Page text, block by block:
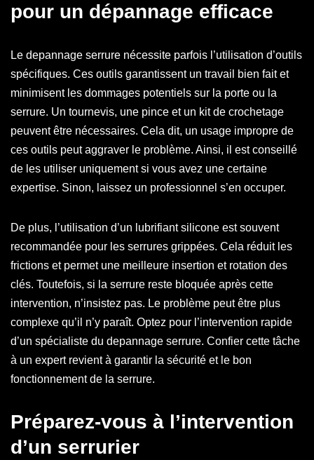
pour un dépannage efficace
Le depannage serrure nécessite parfois l’utilisation d’outils
spécifiques. Ces outils garantissent un travail bien fait et
minimisent les dommages potentiels sur la porte ou la
serrure. Un tournevis, une pince et un kit de crochetage
peuvent être nécessaires. Cela dit, un usage impropre de
ces outils peut aggraver le problème. Ainsi, il est conseillé
de les utiliser uniquement si vous avez une certaine
expertise. Sinon, laissez un professionnel s’en occuper.
De plus, l’utilisation d’un lubrifiant silicone est souvent
recommandée pour les serrures grippées. Cela réduit les
frictions et permet une meilleure insertion et rotation des
clés. Toutefois, si la serrure reste bloquée après cette
intervention, n’insistez pas. Le problème peut être plus
complexe qu’il n’y paraît. Optez pour l’intervention rapide
d’un spécialiste du depannage serrure. Confier cette tâche
à un expert revient à garantir la sécurité et le bon
fonctionnement de la serrure.
Préparez-vous à l’intervention
d’un serrurier